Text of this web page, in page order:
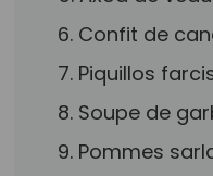
6. Confit de
7. Piquillos
8. Soupe de
9. Pommes